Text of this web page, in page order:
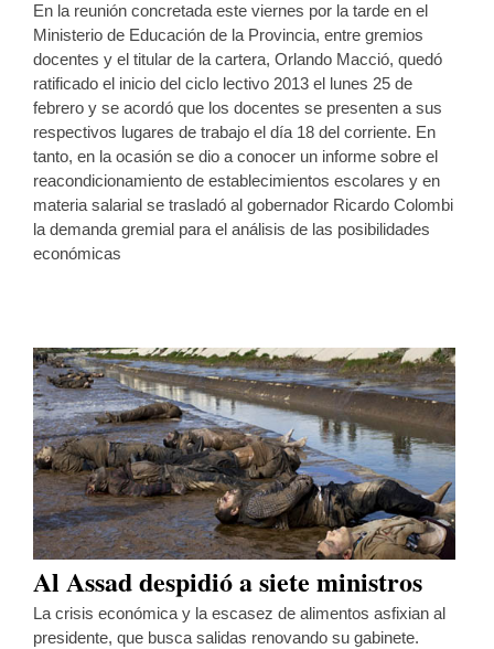
En la reunión concretada este viernes por la tarde en el
Ministerio de Educación de la Provincia, entre gremios
docentes y el titular de la cartera, Orlando Macció, quedó
ratificado el inicio del ciclo lectivo 2013 el lunes 25 de
febrero y se acordó que los docentes se presenten a sus
respectivos lugares de trabajo el día 18 del corriente. En
tanto, en la ocasión se dio a conocer un informe sobre el
reacondicionamiento de establecimientos escolares y en
materia salarial se trasladó al gobernador Ricardo Colombi
la demanda gremial para el análisis de las posibilidades
económicas
Al Assad despidió a siete ministros
La crisis económica y la escasez de alimentos asfixian al
presidente, que busca salidas renovando su gabinete.